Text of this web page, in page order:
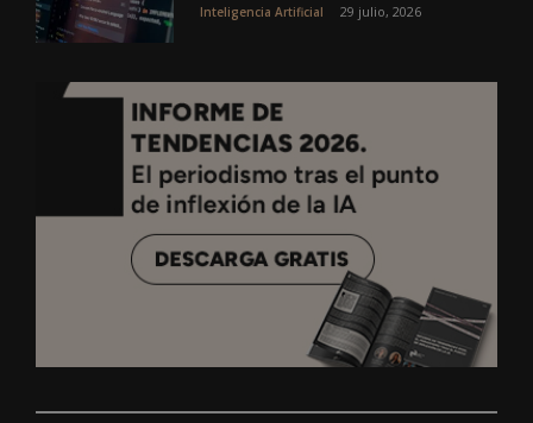
Inteligencia Artificial 29 julio, 2026